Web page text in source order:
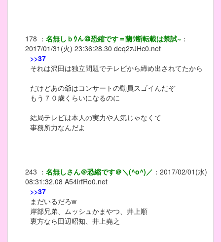
178 ： 名無しｂｳん＠恐縮です＝蘭ｳ断転載は禁試~ ：
2017/01/31(火) 23:36:28.30 deq2zJHc0.net
>>37
それは沢田は独立問題でテレビから締め出されてたから
だけどあの爺はコンサートの動員スゴイんだぞ
もう７０歳くらいになるのに
結局テレビは本人の実力や人気じゃなくて
事務所力なんだよ
243 ： 名無しさん＠恐縮です＠＼(^o^)／ ： 2017/02/01(水)
08:31:32.08 A54irfRo0.net
>>37
まだいるだろw
岸部兄弟、ムッシュかまやつ、井上順
裏方なら田辺昭知、井上堯之